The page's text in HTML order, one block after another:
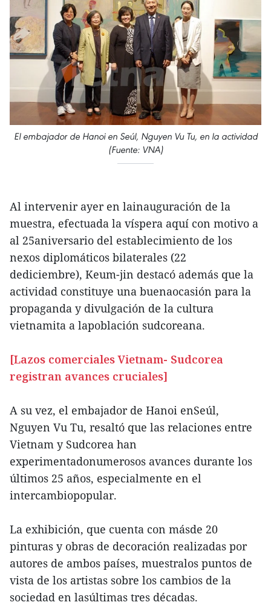
El embajador de Hanoi en Seúl, Nguyen Vu Tu, en la actividad
(Fuente: VNA)
Al intervenir ayer en lainauguración de la
muestra, efectuada la víspera aquí con motivo a
al 25aniversario del establecimiento de los
nexos diplomáticos bilaterales (22
dediciembre), Keum-jin destacó además que la
actividad constituye una buenaocasión para la
propaganda y divulgación de la cultura
vietnamita a lapoblación sudcoreana.
[Lazos comerciales Vietnam- Sudcorea
registran avances cruciales]
A su vez, el embajador de Hanoi enSeúl,
Nguyen Vu Tu, resaltó que las relaciones entre
Vietnam y Sudcorea han
experimentadonumerosos avances durante los
últimos 25 años, especialmente en el
intercambiopopular.
La exhibición, que cuenta con másde 20
pinturas y obras de decoración realizadas por
autores de ambos países, muestralos puntos de
vista de los artistas sobre los cambios de la
sociedad en lasúltimas tres décadas.